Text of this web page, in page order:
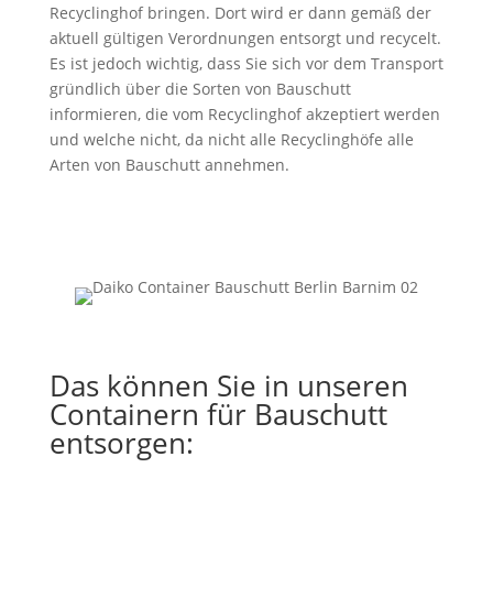
Recyclinghof bringen. Dort wird er dann gemäß der
aktuell gültigen Verordnungen entsorgt und recycelt.
Es ist jedoch wichtig, dass Sie sich vor dem Transport
gründlich über die Sorten von Bauschutt
informieren, die vom Recyclinghof akzeptiert werden
und welche nicht, da nicht alle Recyclinghöfe alle
Arten von Bauschutt annehmen.
Das können Sie in unseren
Containern für Bauschutt
entsorgen: